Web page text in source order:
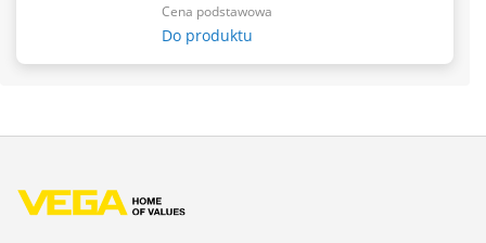
Cena podstawowa
Do produktu